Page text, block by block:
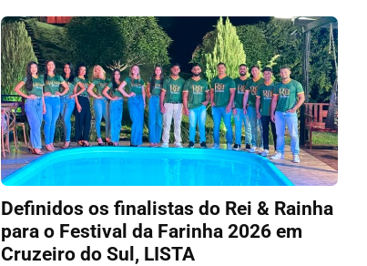
Definidos os finalistas do Rei & Rainha
para o Festival da Farinha 2026 em
Cruzeiro do Sul, LISTA